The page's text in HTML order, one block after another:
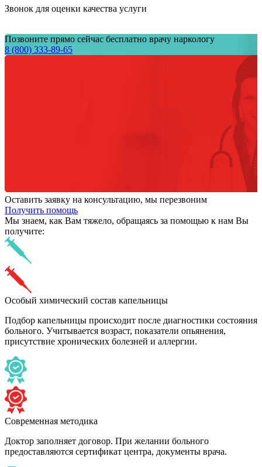
Звонок для оценки качества услуги
Позвоните прямо сейчас бесплатно врачу наркологу
8 (800) 333-89-65
Оставить заявку на консультацию, мы перезвоним
Получить помощь
Мы знаем, как Вам тяжело, обращаясь за помощью к нам Вы
получите:
Особый химический состав капельницы
Подбор капельницы происходит после диагностики состояния
больного. Учитывается возраст, показатели опьянения,
присутствие хронических болезней и аллергии.
Современная методика
Доктор заполняет договор. При желании больного
предоставляются сертификат центра, документы врача.